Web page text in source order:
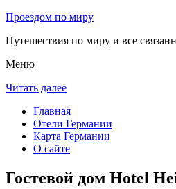
Проездом по миру
Путешествия по миру и все
Меню
Читать далее
Главная
Отели Германии
Карта Германии
О сайте
Гостевой дом Hotel